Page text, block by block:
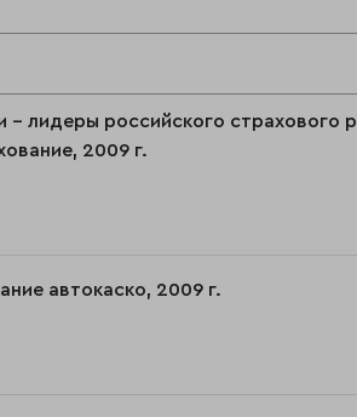
- лидеры российского страхового
2009 г.
автокаско, 2009 г.